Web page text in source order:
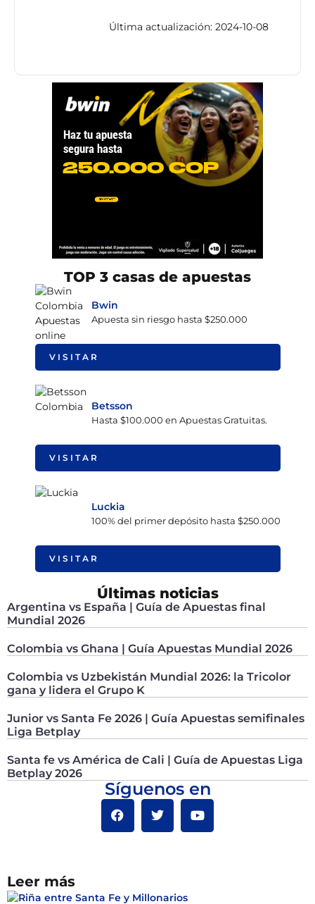
Última actualización: 2024-10-08
TOP 3 casas de apuestas
Bwin
Apuesta sin riesgo hasta $250.000
VISITAR
Betsson
Hasta $100.000 en Apuestas Gratuitas.
VISITAR
Luckia
100% del primer depósito hasta $250.000
VISITAR
Últimas noticias
Argentina vs España | Guía de Apuestas final
Mundial 2026
Colombia vs Ghana | Guía Apuestas Mundial 2026
Colombia vs Uzbekistán Mundial 2026: la Tricolor
gana y lidera el Grupo K
Junior vs Santa Fe 2026 | Guía Apuestas semifinales
Liga Betplay
Santa fe vs América de Cali | Guía de Apuestas Liga
Betplay 2026
Síguenos en
Leer más